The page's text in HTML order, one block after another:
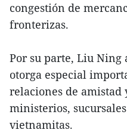
congestión de
fronterizas.
Por su parte, Liu
otorga especial
relaciones de amistad
ministerios,
vietnamitas.